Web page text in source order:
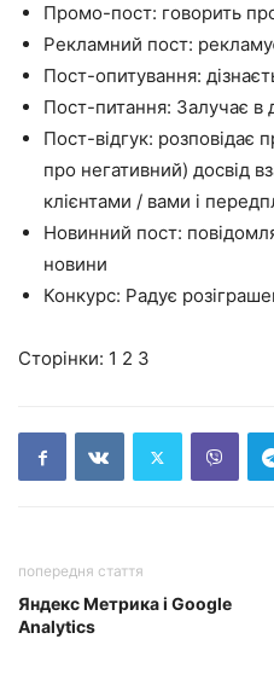
Промо-пост: говорить
Рекламний пост:
Пост-опитування:
Пост-питання: Залучає в
Пост-відгук: розповідає
про негативний) досвід
клієнтами / вами і
Новинний пост:
новини
Конкурс: Радує
Сторінки: 1 2 3
попередня стаття
Яндекс Метрика і Google
Analytics